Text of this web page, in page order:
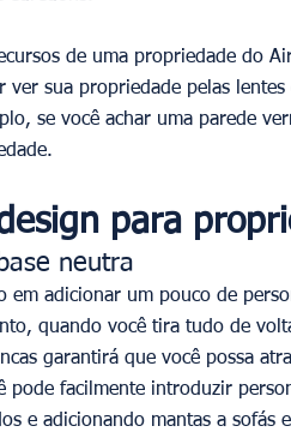
de uma propriedade do
ver sua propriedade pelas
se você achar uma parede
para
neutra
em adicionar um pouco de
quando você tira tudo de
garantirá que você possa
pode facilmente introduzir
e adicionando mantas a sofás